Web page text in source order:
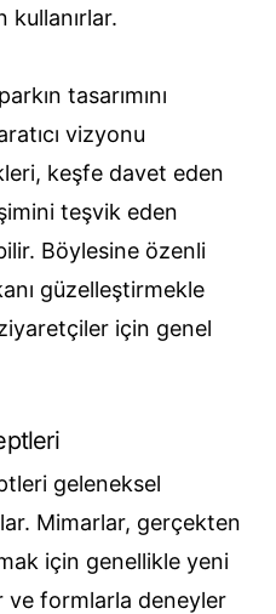
kullanırlar.
tasarımını
vizyonu
keşfe davet eden
teşvik eden
Böylesine özenli
güzelleştirmekle
için genel
geleneksel
Mimarlar, gerçekten
için genellikle yeni
ve formlarla deneyler